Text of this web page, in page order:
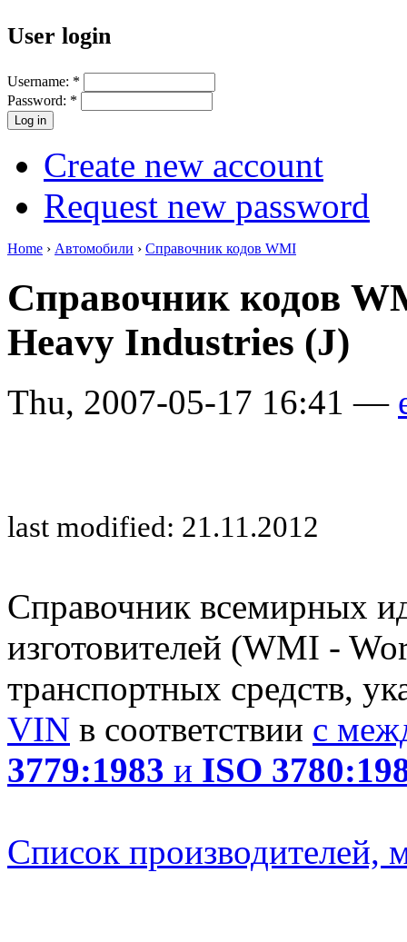
User login
Username: *
Password: *
Create new account
Request new password
Home › Автомобили › Справочник кодов WMI
Справочник кодов
Heavy Industries (J)
Thu, 2007-05-17 16:41 —
last modified: 21.11.2012
Справочник всемирных
изготовителей (WMI -
транспортных средств,
VIN в соответствии с
3779:1983 и ISO
Список производителей,